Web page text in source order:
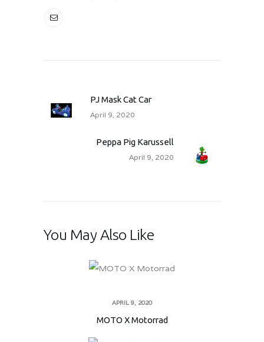
PJ Mask Cat Car
April 9, 2020
Peppa Pig Karussell
April 9, 2020
You May Also Like
APRIL 9, 2020
MOTO X Motorrad